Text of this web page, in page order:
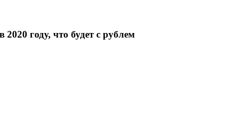
году, что будет с рублем